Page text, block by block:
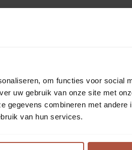
om functies voor social
uw gebruik van onze site met
gegevens combineren met andere
van hun services.